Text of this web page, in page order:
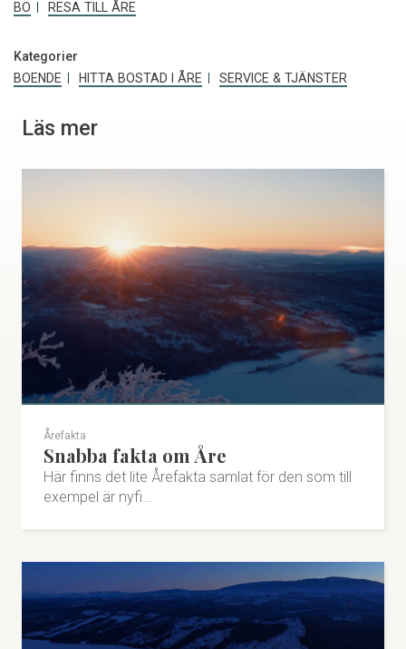
BO
RESA TILL ÅRE
Kategorier
BOENDE
HITTA BOSTAD I ÅRE SERVICE & TJÄNSTER
Läs mer
Årefakta
Snabba fakta om Åre
Här finns det lite Årefakta samlat för den som till
exempel är nyfi…